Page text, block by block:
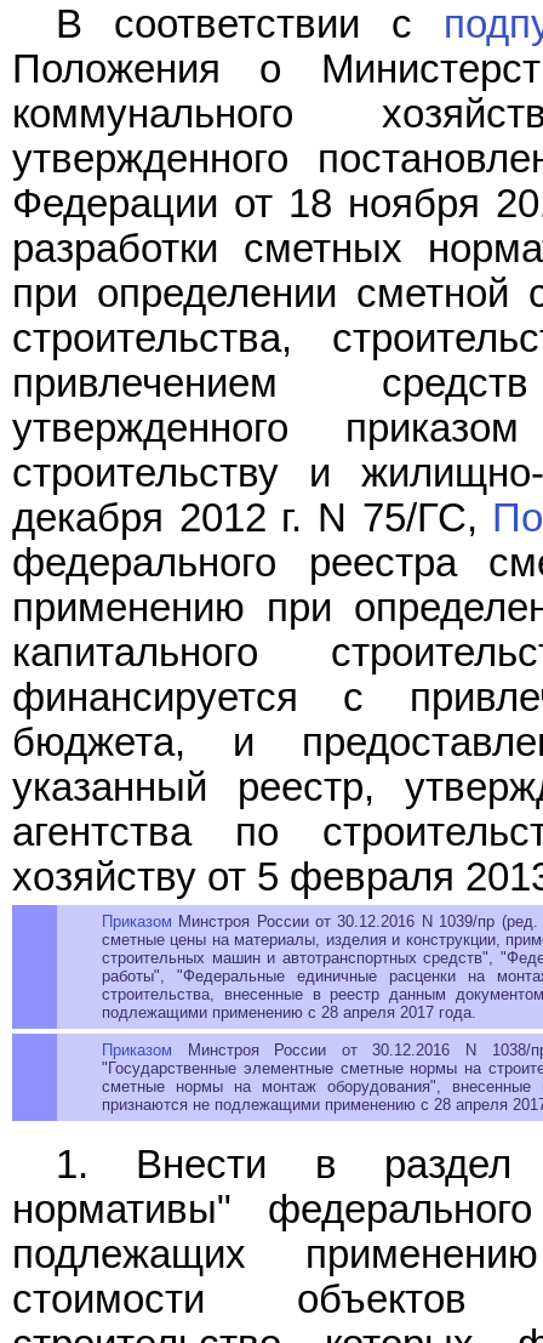
В соответствии с
Положения о
коммунального
утвержденного
Федерации от 18 ноября
разработки сметных
при определении сметной
строительства,
привлечением
утвержденного
строительству и
декабря 2012 г. N 75/ГС,
федерального реестра
применению при
капитального
финансируется с
бюджета, и
указанный реестр,
агентства по
хозяйству от 5 февраля
Приказом Минстроя России от 30.12.2016 N 1039/пр
сметные цены на материалы, изделия и конструкции,
строительных машин и автотранспортных средств",
работы", "Федеральные единичные расценки на
строительства, внесенные в реестр данным
подлежащими применению с 28 апреля 2017 года.
Приказом Минстроя России от 30.12.2016 N 1038/
"Государственные элементные сметные нормы на
сметные нормы на монтаж оборудования",
признаются не подлежащими применению с 28 апреля
1. Внести в раздел
нормативы"
подлежащих
стоимости объектов